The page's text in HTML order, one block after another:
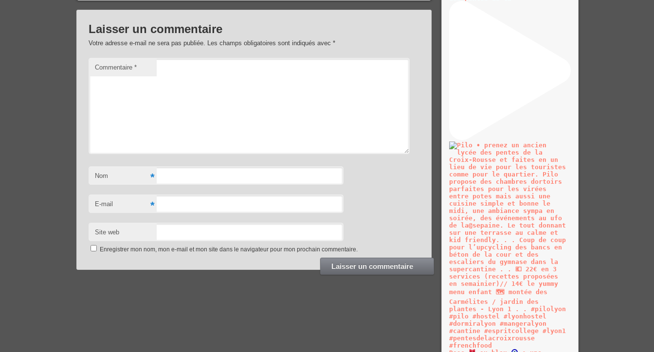
Laisser un commentaire
Votre adresse e-mail ne sera pas publiée. Les champs obligatoires sont indiqués avec*
Commentaire*
Nom *
E-mail *
Site web
Enregistrer mon nom, mon e-mail et mon site dans le navigateur pour mon prochain commentaire.